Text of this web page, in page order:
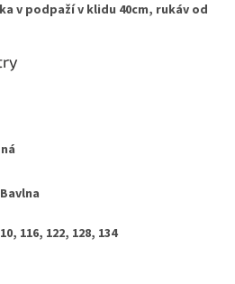
v podpaží v klidu 40cm, rukáv od
116, 122, 128, 134